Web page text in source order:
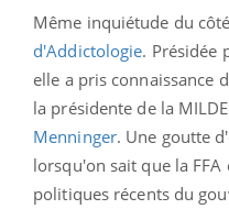
Même inquiétude du
d'Addictologie. Présidée
elle a pris connaissance
la présidente de la
Menninger. Une goutte
lorsqu'on sait que la
politiques récents du